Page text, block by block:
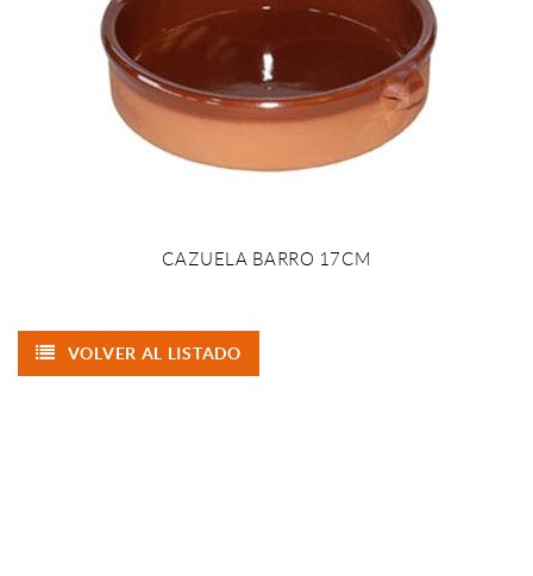
CAZUELA BARRO 17CM
VOLVER AL LISTADO